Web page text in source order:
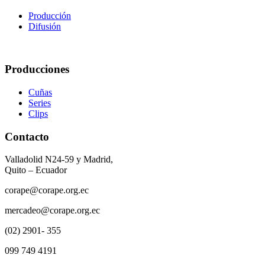
Producción
Difusión
Producciones
Cuñas
Series
Clips
Contacto
Valladolid N24-59 y Madrid,
Quito – Ecuador
corape@corape.org.ec
mercadeo@corape.org.ec
(02) 2901- 355
099 749 4191